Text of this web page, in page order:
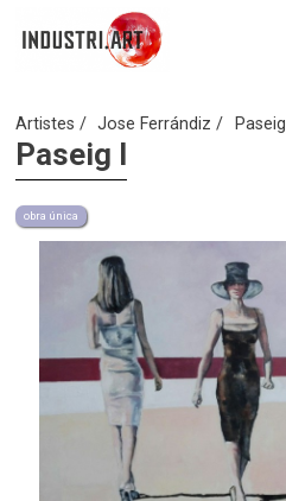
Artistes Jose Ferrándiz Paseig
Paseig I
obra única